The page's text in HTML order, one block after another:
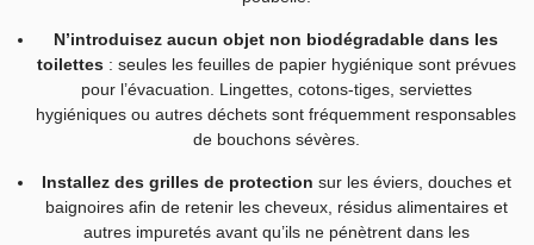
N’introduisez aucun objet non biodégradable dans les
toilettes: seules les feuilles de papier hygiénique sont prévues
pour l’évacuation. Lingettes, cotons-tiges, serviettes
hygiéniques ou autres déchets sont fréquemment responsables
de bouchons sévères.
Installez des grilles de protection sur les éviers, douches et
baignoires afin de retenir les cheveux, résidus alimentaires et
autres impuretés avant qu’ils ne pénètrent dans les